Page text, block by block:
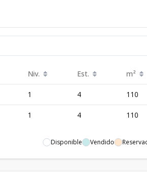
Niv. Est. m²
1 4 110
1 4 110
Disponible Vendido